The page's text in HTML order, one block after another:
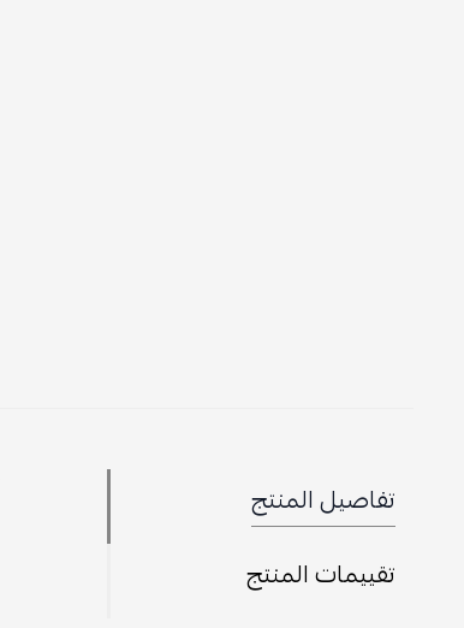
تفاصيل المنتج
تقييمات المنتج